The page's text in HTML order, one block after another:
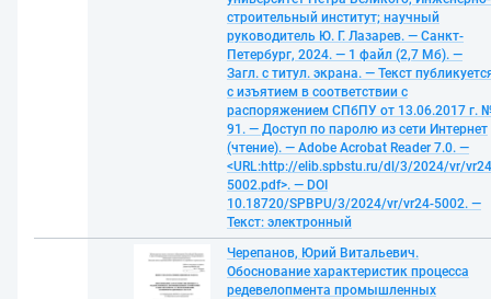
строительный институт; научный
руководитель Ю. Г. Лазарев. — Санкт-
Петербург, 2024. — 1 файл (2,7 Мб). —
Загл. с титул. экрана. — Текст
с изъятием в соответствии с
распоряжением СПбПУ от 13.06.2017 г.
91. — Доступ по паролю из сети Интернет
(чтение). — Adobe Acrobat Reader 7.0. —
<URL:http://elib.spbstu.ru/dl/3/2024/vr/
5002.pdf>. — DOI
10.18720/SPBPU/3/2024/vr/vr24-5002. —
Текст: электронный
Черепанов, Юрий Витальевич.
Обоснование характеристик процесса
редевелопмента промышленных